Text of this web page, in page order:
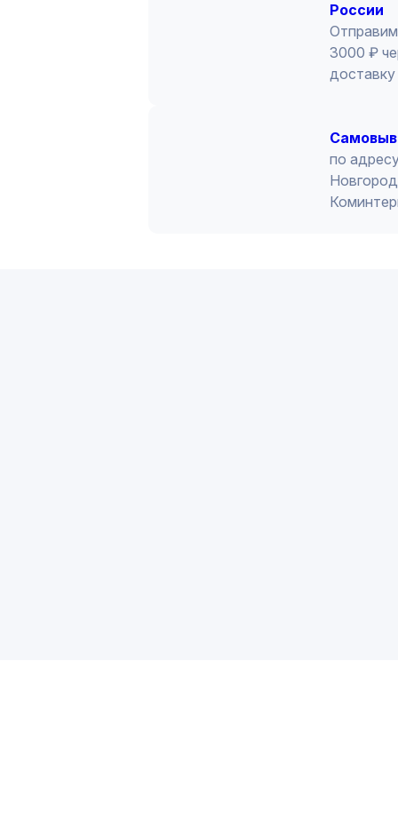
России
3000 ₽
по